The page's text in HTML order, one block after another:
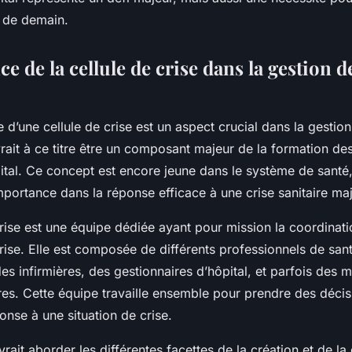
demain.
de la cellule de crise dans la gestion
d’une cellule de crise est un aspect crucial dans la
à ce titre être un composant majeur de la formation
Ce concept est encore jeune dans le système de
dans la réponse efficace à une crise sanitaire
est une équipe dédiée ayant pour mission la
Elle est composée de différents professionnels de
infirmières, des gestionnaires d’hôpital, et parfois des
Cette équipe travaille ensemble pour prendre des
à une situation de crise.